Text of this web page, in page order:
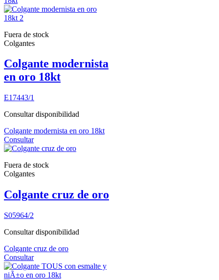
Fuera de stock
Colgantes
Colgante modernista
en oro 18kt
E17443/1
Consultar disponibilidad
Colgante modernista en oro 18kt
Consultar
Fuera de stock
Colgantes
Colgante cruz de oro
S05964/2
Consultar disponibilidad
Colgante cruz de oro
Consultar